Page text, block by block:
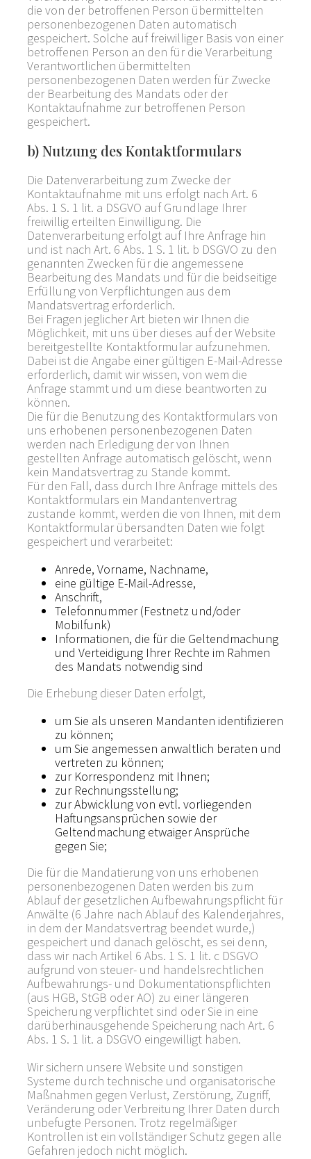
die von der betroffenen Person übermittelten
personenbezogenen Daten automatisch
gespeichert. Solche auf freiwilliger Basis von einer
betroffenen Person an den für die Verarbeitung
Verantwortlichen übermittelten
personenbezogenen Daten werden für Zwecke
der Bearbeitung des Mandats oder der
Kontaktaufnahme zur betroffenen Person
gespeichert.
b) Nutzung des Kontaktformulars
Die Datenverarbeitung zum Zwecke der
Kontaktaufnahme mit uns erfolgt nach Art. 6
Abs. 1 S. 1 lit. a DSGVO auf Grundlage Ihrer
freiwillig erteilten Einwilligung. Die
Datenverarbeitung erfolgt auf Ihre Anfrage hin
und ist nach Art. 6 Abs. 1 S. 1 lit. b DSGVO zu den
genannten Zwecken für die angemessene
Bearbeitung des Mandats und für die beidseitige
Erfüllung von Verpflichtungen aus dem
Mandatsvertrag erforderlich.
Bei Fragen jeglicher Art bieten wir Ihnen die
Möglichkeit, mit uns über dieses auf der Website
bereitgestellte Kontaktformular aufzunehmen.
Dabei ist die Angabe einer gültigen E-Mail-Adresse
erforderlich, damit wir wissen, von wem die
Anfrage stammt und um diese beantworten zu
können.
Die für die Benutzung des Kontaktformulars von
uns erhobenen personenbezogenen Daten
werden nach Erledigung der von Ihnen
gestellten Anfrage automatisch gelöscht, wenn
kein Mandatsvertrag zu Stande kommt.
Für den Fall, dass durch Ihre Anfrage mittels des
Kontaktformulars ein Mandantenvertrag
zustande kommt, werden die von Ihnen, mit dem
Kontaktformular übersandten Daten wie folgt
gespeichert und verarbeitet:
Anrede, Vorname, Nachname,
eine gültige E-Mail-Adresse,
Anschrift,
Telefonnummer (Festnetz und/oder
Mobilfunk)
Informationen, die für die Geltendmachung
und Verteidigung Ihrer Rechte im Rahmen
des Mandats notwendig sind
Die Erhebung dieser Daten erfolgt,
um Sie als unseren Mandanten identifizieren
zu können;
um Sie angemessen anwaltlich beraten und
vertreten zu können;
zur Korrespondenz mit Ihnen;
zur Rechnungsstellung;
zur Abwicklung von evtl. vorliegenden
Haftungsansprüchen sowie der
Geltendmachung etwaiger Ansprüche
gegen Sie;
Die für die Mandatierung von uns erhobenen
personenbezogenen Daten werden bis zum
Ablauf der gesetzlichen Aufbewahrungspflicht für
Anwälte (6 Jahre nach Ablauf des Kalenderjahres,
in dem der Mandatsvertrag beendet wurde,)
gespeichert und danach gelöscht, es sei denn,
dass wir nach Artikel 6 Abs. 1 S. 1 lit. c DSGVO
aufgrund von steuer- und handelsrechtlichen
Aufbewahrungs- und Dokumentationspflichten
(aus HGB, StGB oder AO) zu einer längeren
Speicherung verpflichtet sind oder Sie in eine
darüberhinausgehende Speicherung nach Art. 6
Abs. 1 S. 1 lit. a DSGVO eingewilligt haben.
Wir sichern unsere Website und sonstigen
Systeme durch technische und organisatorische
Maßnahmen gegen Verlust, Zerstörung, Zugriff,
Veränderung oder Verbreitung Ihrer Daten durch
unbefugte Personen. Trotz regelmäßiger
Kontrollen ist ein vollständiger Schutz gegen alle
Gefahren jedoch nicht möglich.